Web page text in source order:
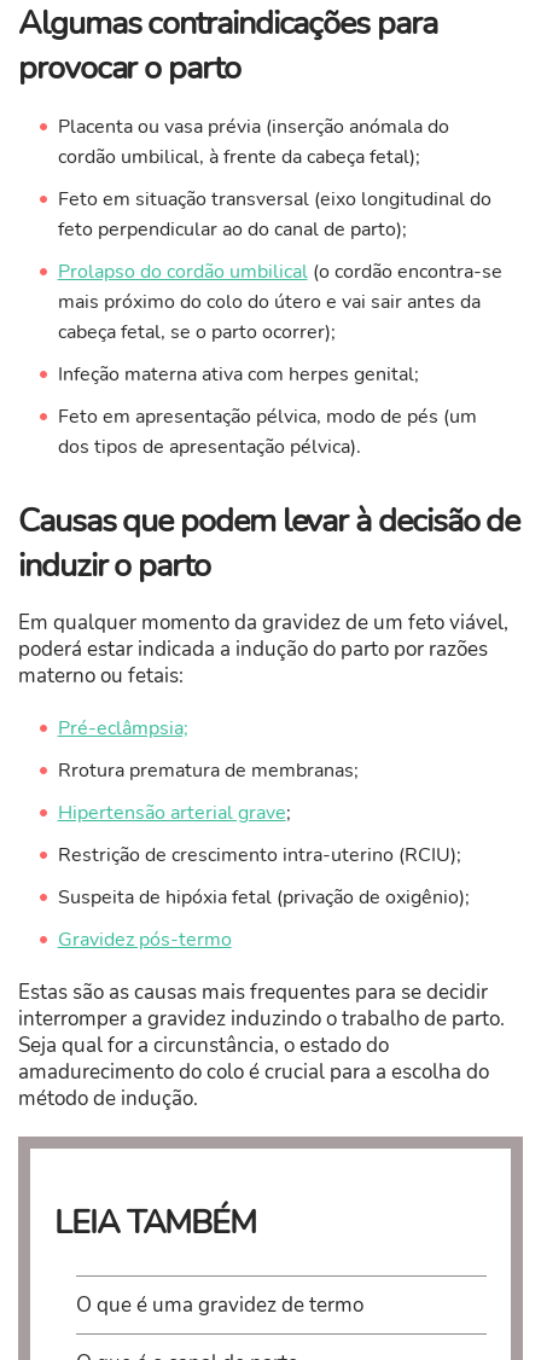
Algumas contraindicações para
provocar o parto
Placenta ou vasa prévia (inserção anómala do
cordão umbilical, à frente da cabeça fetal);
Feto em situação transversal (eixo longitudinal do
feto perpendicular ao do canal de parto);
Prolapso do cordão umbilical(o cordão encontra-se
mais próximo do colo do útero e vai sair antes da
cabeça fetal, se o parto ocorrer);
Infeção materna ativa com herpes genital;
Feto em apresentação pélvica, modo de pés (um
dos tipos de apresentação pélvica).
Causas que podem levar à decisão de
induzir o parto
Em qualquer momento da gravidez de um feto viável,
poderá estar indicada a indução do parto por razões
materno ou fetais:
Pré-eclâmpsia;
Rrotura prematura de membranas;
Hipertensão arterial grave;
Restrição de crescimento intra-uterino (RCIU);
Suspeita de hipóxia fetal (privação de oxigênio);
Gravidez pós-termo
Estas são as causas mais frequentes para se decidir
interromper a gravidez induzindo o trabalho de parto.
Seja qual for a circunstância, o estado do
amadurecimento do colo é crucial para a escolha do
método de indução.
LEIA TAMBÉM
O que é uma gravidez de termo